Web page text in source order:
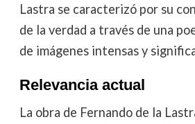
Lastra se caracterizó por su
de la verdad a través de una
de imágenes intensas y
Relevancia actual
La obra de Fernando de la